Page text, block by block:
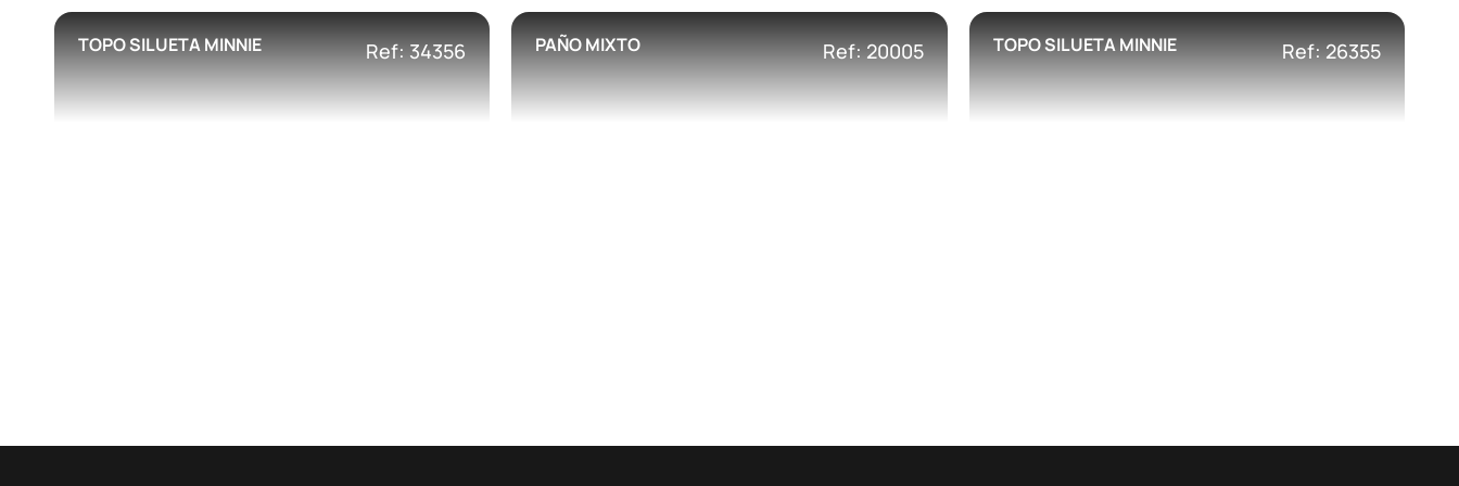
TOPO SILUETA MINNIE Ref: 34356 PAÑO MIXTO Ref: 20005 TOPO SILUETA MINNIE Ref: 26355